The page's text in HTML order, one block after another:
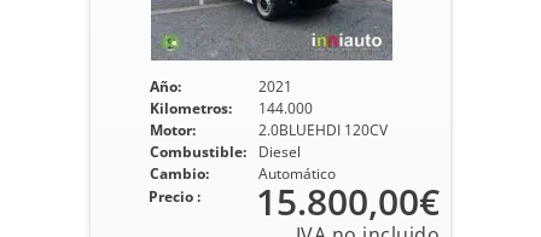
Año:
2021
Kilometros:
144.000
Motor:
2.0BLUEHDI 120CV
Combustible:
Diesel
Cambio:
Automático
Precio : 15.800,00€